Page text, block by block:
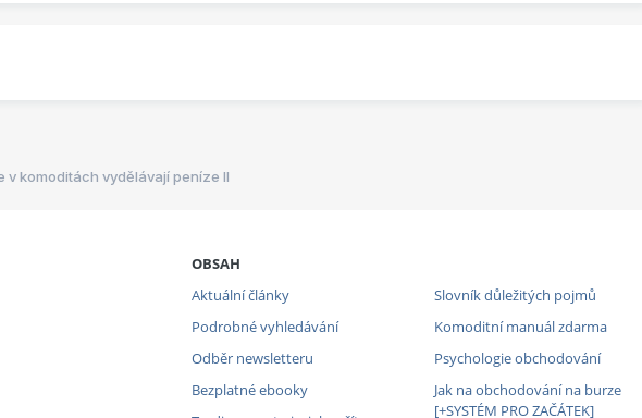
v komoditách vydělávají peníze II
OBSAH
Aktuální články
Podrobné vyhledávání
Odběr newsletteru
Bezplatné ebooky
Slovník důležitých pojmů
Komoditní manuál zdarma
Psychologie obchodování
Jak na obchodování na burze
[+SYSTÉM PRO ZAČÁTEK]